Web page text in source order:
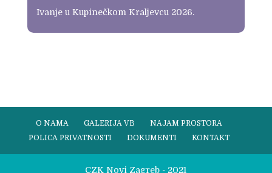
Ivanje u Kupinečkom Kraljevcu 2026.
O NAMA GALERIJA VB
NAJAM PROSTORA
POLICA PRIVATNOSTI
DOKUMENTI KONTAKT
CZK Novi Zagreb - 2021